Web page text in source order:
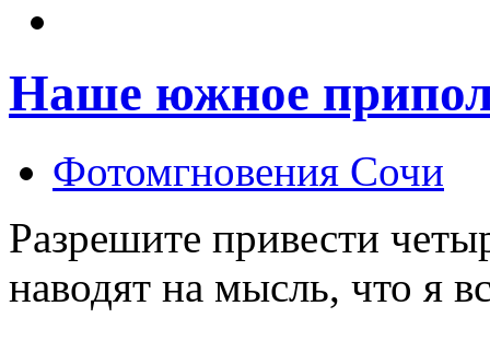
Наше южное
Фотомгновения Сочи
Разрешите привести
наводят на мысль, что я